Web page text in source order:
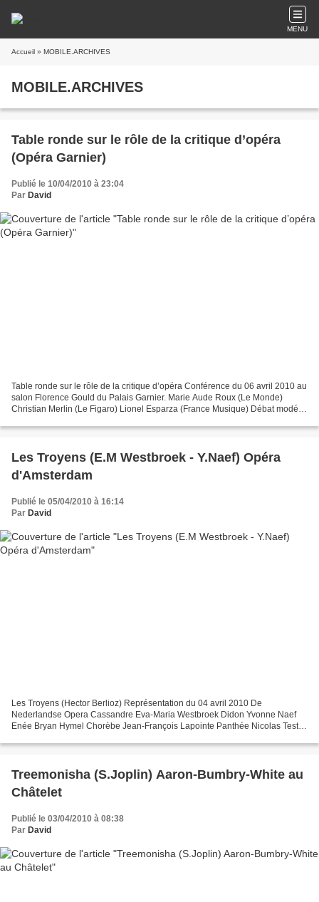
MENU
Accueil » MOBILE.ARCHIVES
MOBILE.ARCHIVES
Table ronde sur le rôle de la critique d’opéra
(Opéra Garnier)
Publié le 10/04/2010 à 23:04
Par David
Table ronde sur le rôle de la critique d’opéra Conférence du 06 avril 2010 au
salon Florence Gould du Palais Garnier. Marie Aude Roux (Le Monde)
Christian Merlin (Le Figaro) Lionel Esparza (France Musique) Débat modéré
Les Troyens (E.M Westbroek - Y.Naef) Opéra
d'Amsterdam
Publié le 05/04/2010 à 16:14
Par David
Les Troyens (Hector Berlioz) Représentation du 04 avril 2010 De
Nederlandse Opera Cassandre Eva-Maria Westbroek Didon Yvonne Naef
Enée Bryan Hymel Chorèbe Jean-François Lapointe Panthée Nicolas Testé
Treemonisha (S.Joplin) Aaron-Bumbry-White au
Châtelet
Publié le 03/04/2010 à 08:38
Par David